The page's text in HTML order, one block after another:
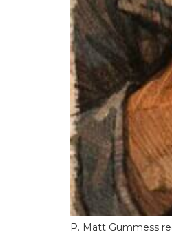
P. Matt Gummess